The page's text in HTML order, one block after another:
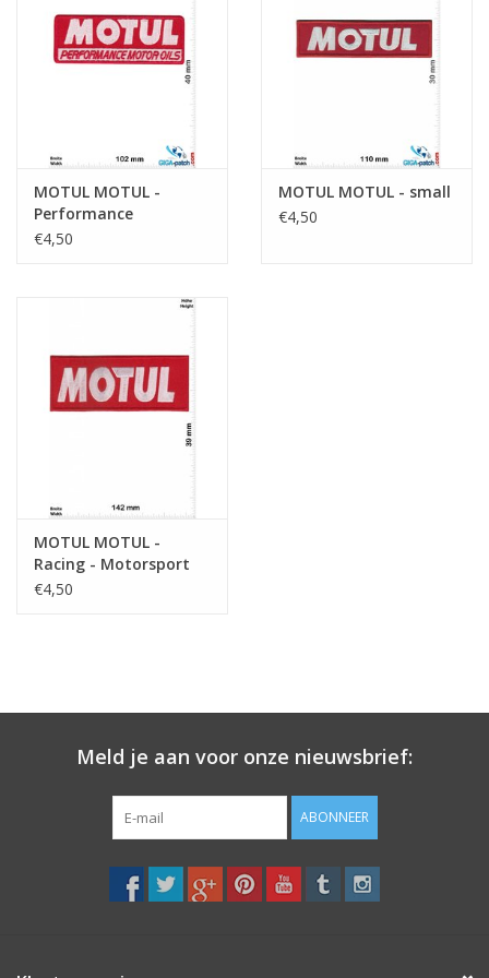
Sleutelhanger
MOTUL MOTUL -
Performance
Motoroils
€4,50
MOTUL MOTUL - small
€4,50
MOTUL MOTUL -
Racing - Motorsport
€4,50
Meld je aan voor onze nieuwsbrief:
ABONNEER